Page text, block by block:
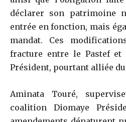
déclarer son patrimoine
entrée en fonction, mais
mandat. Ces
fracture entre le Pastef
Président, pourtant alliée du
Aminata Touré,
coalition Diomaye